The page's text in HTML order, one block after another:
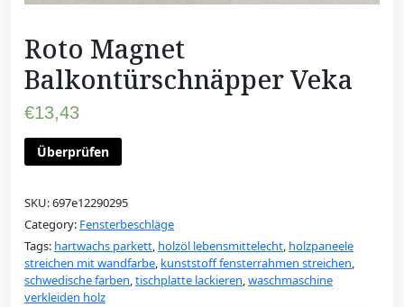
Roto Magnet
Balkontürschnäpper Veka
€13,43
Überprüfen
SKU:697e12290295
Category: Fensterbeschläge
Tags: hartwachs parkett, holzöl lebensmittelecht, holzpaneele
streichen mit wandfarbe, kunststoff fensterrahmen streichen,
schwedische farben,tischplatte lackieren,waschmaschine
verkleiden holz